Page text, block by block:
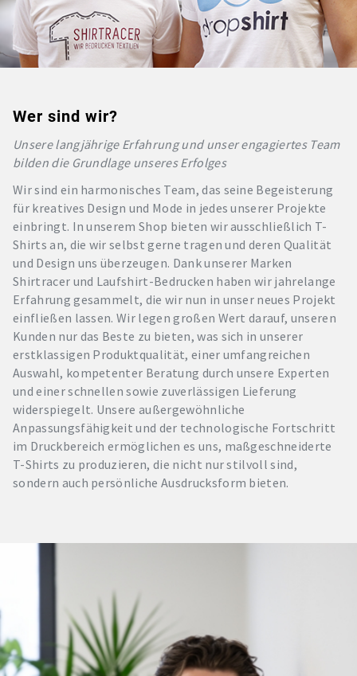
Wer sind wir?
Unsere langjährige Erfahrung und unser engagiertes Team
bilden die Grundlage unseres Erfolges
Wir sind ein harmonisches Team, das seine Begeisterung
für kreatives Design und Mode in jedes unserer Projekte
einbringt. In unserem Shop bieten wir ausschließlich T-
Shirts an, die wir selbst gerne tragen und deren Qualität
und Design uns überzeugen. Dank unserer Marken
Shirtracer und Laufshirt-Bedrucken haben wir jahrelange
Erfahrung gesammelt, die wir nun in unser neues Projekt
einfließen lassen. Wir legen großen Wert darauf, unseren
Kunden nur das Beste zu bieten, was sich in unserer
erstklassigen Produktqualität, einer umfangreichen
Auswahl, kompetenter Beratung durch unsere Experten
und einer schnellen sowie zuverlässigen Lieferung
widerspiegelt. Unsere außergewöhnliche
Anpassungsfähigkeit und der technologische Fortschritt
im Druckbereich ermöglichen es uns, maßgeschneiderte
T-Shirts zu produzieren, die nicht nur stilvoll sind,
sondern auch persönliche Ausdrucksform bieten.